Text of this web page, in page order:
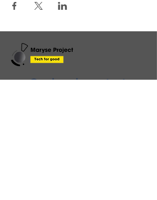
Gardons le contact